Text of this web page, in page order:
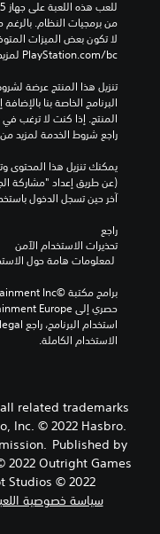
‎PlayStation.com/bc لمزيد من التفاصيل.
راجع شروط الخدمة لمزيد
آخر حين تسجل الدخول
راجع
تحذيرات الاستخدام الآمن
الاستخدام الكاملة.
all related trademarks
Inc. © 2022 Hasbro.
Published by
Outright Games
Studios © 2022
سياسة خصوصية